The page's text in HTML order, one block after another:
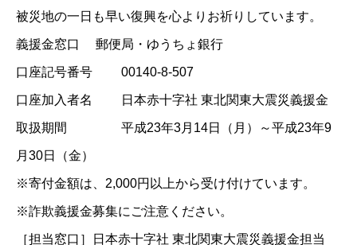
被災地の一日も早い復興を心よりお祈りしています。
義援金窓口 郵便局・ゆうちょ銀行
口座記号番号 00140-8-507
口座加入者名 日本赤十字社 東北関東大震災義援金
取扱期間 平成23年3月14日（月）～平成23年9
月30日（金）
※寄付金額は、2,000円以上から受け付けています。
※詐欺義援金募集にご注意ください。
［担当窓口］日本赤十字社 東北関東大震災義援金担当